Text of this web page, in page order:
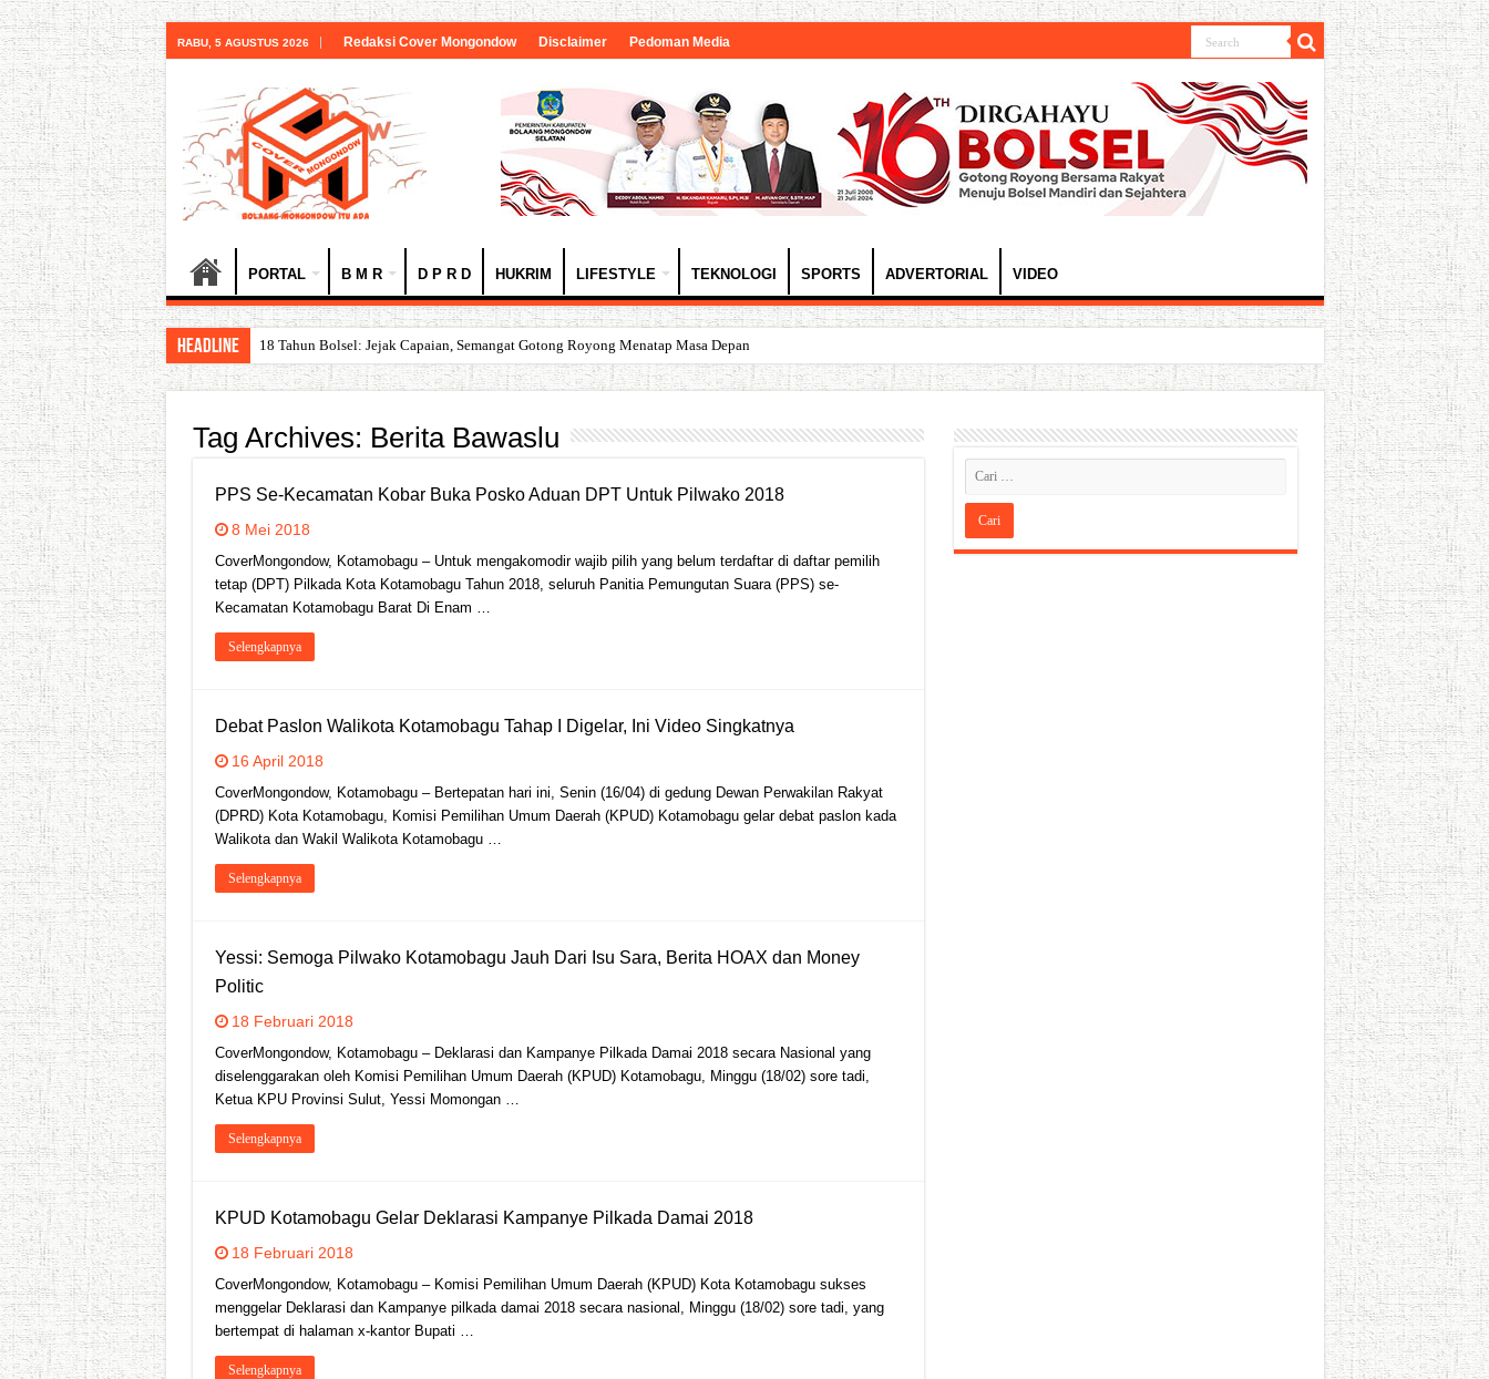
RABU, 5 AGUSTUS 2026 Redaksi Cover Mongondow Disclaimer Pedoman Media
PORTAL B M R D P R D HUKRIM LIFESTYLE TEKNOLOGI SPORTS ADVERTORIAL VIDEO
HEADLINE 18 Tahun Bolsel: Jejak Capaian, Semangat Gotong Royong Menatap Masa Depan
Tag Archives: Berita Bawaslu
PPS Se-Kecamatan Kobar Buka Posko Aduan DPT Untuk Pilwako 2018
8 Mei 2018
CoverMongondow, Kotamobagu – Untuk mengakomodir wajib pilih yang belum terdaftar di daftar pemilih
tetap (DPT) Pilkada Kota Kotamobagu Tahun 2018, seluruh Panitia Pemungutan Suara (PPS) se-
Kecamatan Kotamobagu Barat Di Enam …
Selengkapnya
Debat Paslon Walikota Kotamobagu Tahap I Digelar, Ini Video Singkatnya
16 April 2018
CoverMongondow, Kotamobagu – Bertepatan hari ini, Senin (16/04) di gedung Dewan Perwakilan Rakyat
(DPRD) Kota Kotamobagu, Komisi Pemilihan Umum Daerah (KPUD) Kotamobagu gelar debat paslon kada
Walikota dan Wakil Walikota Kotamobagu …
Selengkapnya
Yessi: Semoga Pilwako Kotamobagu Jauh Dari Isu Sara, Berita HOAX dan Money
Politic
18 Februari 2018
CoverMongondow, Kotamobagu – Deklarasi dan Kampanye Pilkada Damai 2018 secara Nasional yang
diselenggarakan oleh Komisi Pemilihan Umum Daerah (KPUD) Kotamobagu, Minggu (18/02) sore tadi,
Ketua KPU Provinsi Sulut, Yessi Momongan …
Selengkapnya
KPUD Kotamobagu Gelar Deklarasi Kampanye Pilkada Damai 2018
18 Februari 2018
CoverMongondow, Kotamobagu – Komisi Pemilihan Umum Daerah (KPUD) Kota Kotamobagu sukses
menggelar Deklarasi dan Kampanye pilkada damai 2018 secara nasional, Minggu (18/02) sore tadi, yang
bertempat di halaman x-kantor Bupati …
Selengkapnya